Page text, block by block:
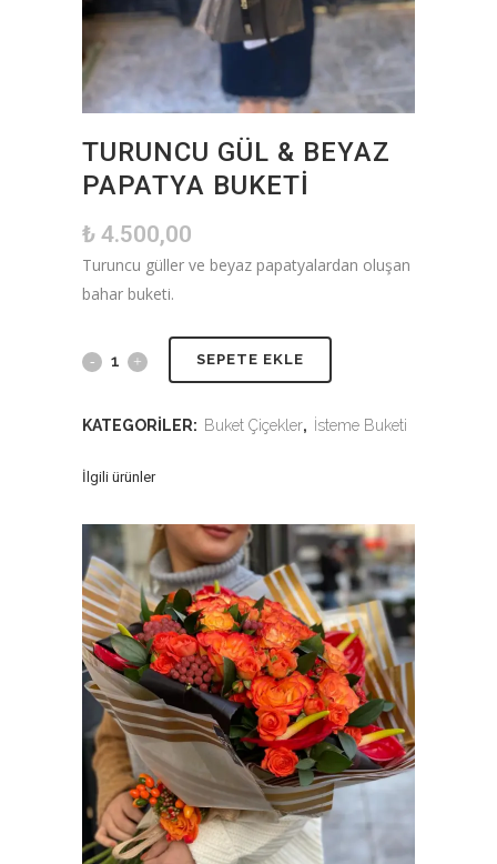
TURUNCU GÜL & BEYAZ
PAPATYA BUKETI
₺ 4.500,00
Turuncu güller ve beyaz papatyalardan oluşan
bahar buketi.
SEPETE EKLE
KATEGORILER: Buket Çiçekler, İsteme Buketi
İlgili ürünler